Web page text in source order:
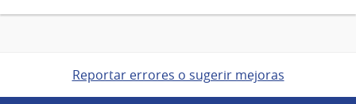
Reportar errores o sugerir mejoras